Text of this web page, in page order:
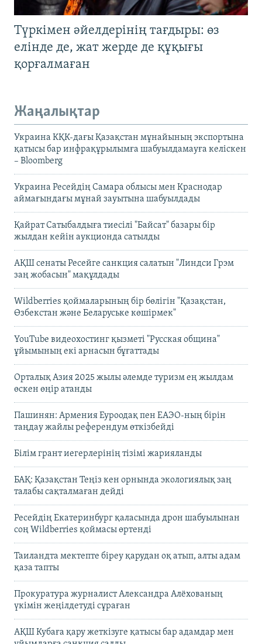
Түркімен әйелдерінің тағдыры: өз
елінде де, жат жерде де құқығы
қорғалмаған
Жаңалықтар
Украина КҚК-дағы Қазақстан мұнайының экспортына
қатысы бар инфрақұрылымға шабуылдамауға келіскен
– Bloomberg
Украина Ресейдің Самара облысы мен Краснодар
аймағындағы мұнай зауытына шабуылдады
Қайрат Сатыбалдыға тиесілі "Байсат" базары бір
жылдан кейін аукционда сатылды
АҚШ сенаты Ресейге санкция салатын "Линдси Грэм
заң жобасын" мақұлдады
Wildberries қоймаларының бір бөлігін "Қазақстан,
Өзбекстан және Беларуське көшірмек"
YouTube видеохостинг қызметі "Русская община"
ұйымының екі арнасын бұғаттады
Орталық Азия 2025 жылы әлемде туризм ең жылдам
өскен өңір атанды
Пашинян: Армения Еуроодақ пен ЕАЭО-ның бірін
таңдау жайлы референдум өткізбейді
Білім грант иегерлерінің тізімі жарияланды
БАҚ: Қазақстан Теңіз кен орнында экологиялық заң
талабы сақталмаған дейді
Ресейдің Екатеринбург қаласында дрон шабуылынан
соң Wildberries қоймасы өртенді
Таиландта мектепте біреу қарудан оқ атып, алты адам
қаза тапты
Прокуратура журналист Александра Алёхованың
үкімін жеңілдетуді сұраған
АҚШ Кубаға қару жеткізуге қатысы бар адамдар мен